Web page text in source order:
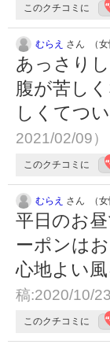
このクチコミに
むらえ さん （女
あっさり
腹が苦し
しくてつ
2021/02/09）
このクチコミに
むらえ さん （女
平日のお
ーポンは
心地よい
稿:2020/10/
このクチコミに